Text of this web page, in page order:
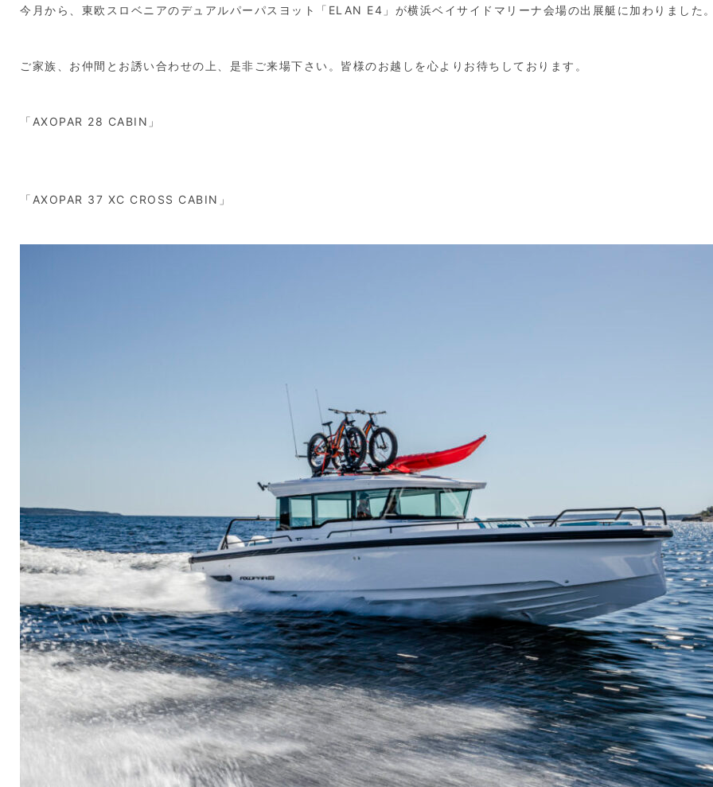
今月から、東欧スロベニアのデュアルパーパスヨット「ELAN E4」が横浜ベイサイドマリーナ会場の出展艇に加わりました。
ご家族、お仲間とお誘い合わせの上、是非ご来場下さい。皆様のお越しを心よりお待ちしております。
「AXOPAR 28 CABIN」
「AXOPAR 37 XC CROSS CABIN」